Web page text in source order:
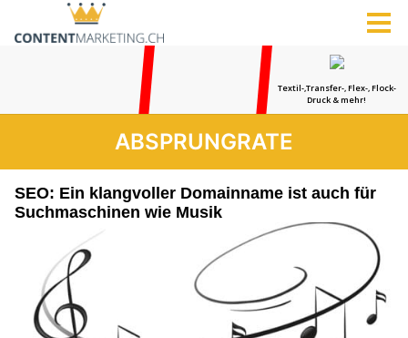
ABSPRUNGRATE
SEO: Ein klangvoller Domainname ist auch für
Suchmaschinen wie Musik